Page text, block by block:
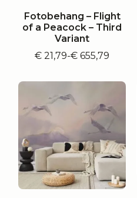
Fotobehang – Flight
of a Peacock – Third
Variant
€ 21,79-€ 655,79
Prijsklasse:
tot